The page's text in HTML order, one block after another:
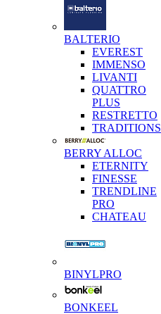
BALTERIO
EVEREST
IMMENSO
LIVANTI
QUATTRO
PLUS
RESTRETTO
TRADITIONS
BERRY ALLOC
ETERNITY
FINESSE
TRENDLINE
PRO
CHATEAU
BINYLPRO
BONKEEL